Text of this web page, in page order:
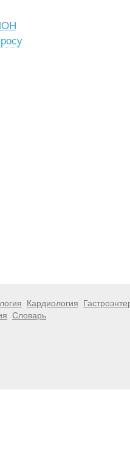
Кардиология
Словарь